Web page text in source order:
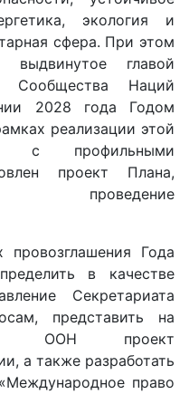
экология и
сфера. При этом
главой
Сообщества Наций
2028 года Годом
реализации этой
с профильными
проект Плана,
проведение
провозглашения Года
в качестве
Секретариата
представить на
ООН проект
а также разработать
право